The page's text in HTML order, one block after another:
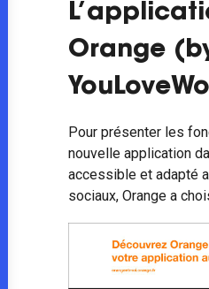
Orange
Pour présenter les
nouvelle application
accessible et adapté
sociaux, Orange a